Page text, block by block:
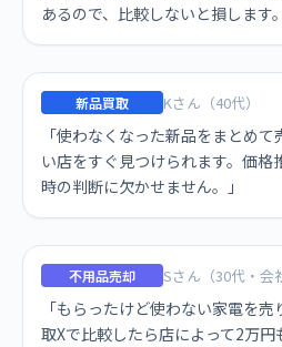
あるので、比較しないと損します
新品買取 Kさん（40代）
「使わなくなった新品をまとめ
い店をすぐ見つけられます。価格
時の判断に欠かせません。」
不用品売却 Sさん（30代・会
「もらったけど使わない家電を
取Xで比較したら店によって2万円